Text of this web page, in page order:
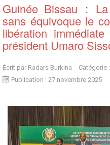
Guinée_Bissau :
sans équivoque le
libération
président Umaro
Écrit par Radars Burkina Catégorie :
Publication : 27 novembre 2025